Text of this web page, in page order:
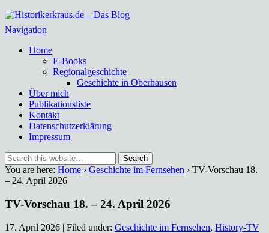
Historikerkraus.de – Das Blog
Historische Miszellen – nicht nur aus dem Ruhrgebiet
Navigation
Home
E-Books
Regionalgeschichte
Geschichte in Oberhausen
Über mich
Publikationsliste
Kontakt
Datenschutzerklärung
Impressum
You are here: Home › Geschichte im Fernsehen › TV-Vorschau 18.
– 24. April 2026
TV-Vorschau 18. – 24. April 2026
17. April 2026 | Filed under: Geschichte im Fernsehen, History-TV